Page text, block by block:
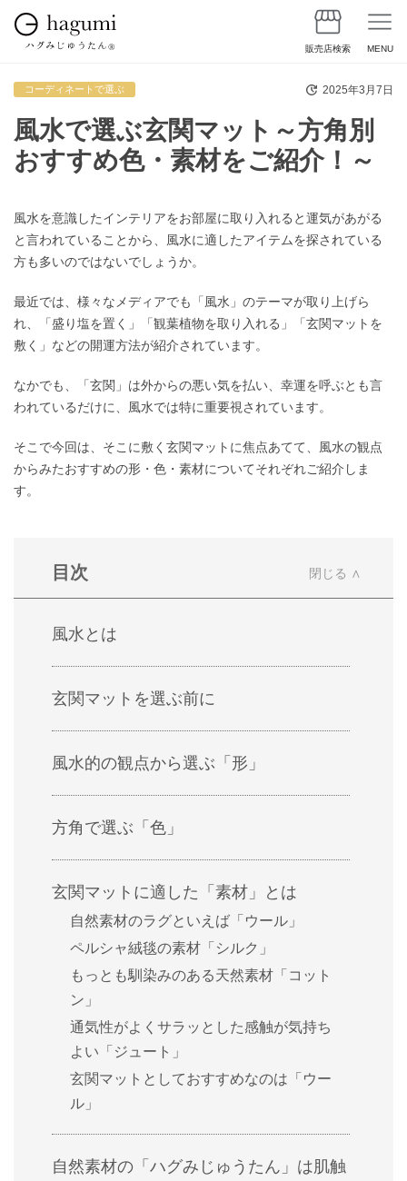
販売店検索 MENU
風水で選ぶ玄関マット～方角別
おすすめ色・素材をご紹介！～
コーディネートで選ぶ 2025年3月7日
風水を意識したインテリアをお部屋に取り入れると運気があがる
と言われていることから、風水に適したアイテムを探されている
方も多いのではないでしょうか。
最近では、様々なメディアでも「風水」のテーマが取り上げら
れ、「盛り塩を置く」「観葉植物を取り入れる」「玄関マットを
敷く」などの開運方法が紹介されています。
なかでも、「玄関」は外からの悪い気を払い、幸運を呼ぶとも言
われているだけに、風水では特に重要視されています。
そこで今回は、そこに敷く玄関マットに焦点あてて、風水の観点
からみたおすすめの形・色・素材についてそれぞれご紹介しま
す。
目次
風水とは
玄関マットを選ぶ前に
風水的の観点から選ぶ「形」
方角で選ぶ「色」
玄関マットに適した「素材」とは
自然素材のラグといえば「ウール」
ペルシャ絨毯の素材「シルク」
もっとも馴染みのある天然素材「コット
ン」
通気性がよくサラッとした感触が気持ち
よい「ジュート」
玄関マットとしておすすめなのは「ウー
ル」
自然素材の「ハグみじゅうたん」は肌触